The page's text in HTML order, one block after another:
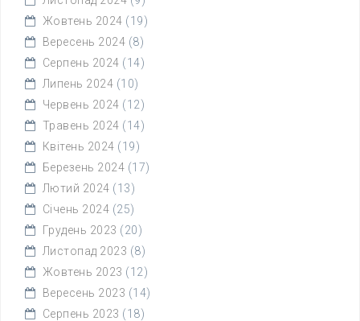
Жовтень 2024 (19)
Вересень 2024 (8)
Серпень 2024 (14)
Липень 2024 (10)
Червень 2024 (12)
Травень 2024 (14)
Квітень 2024 (19)
Березень 2024 (17)
Лютий 2024 (13)
Січень 2024 (25)
Грудень 2023 (20)
Листопад 2023 (8)
Жовтень 2023 (12)
Вересень 2023 (14)
Серпень 2023 (18)